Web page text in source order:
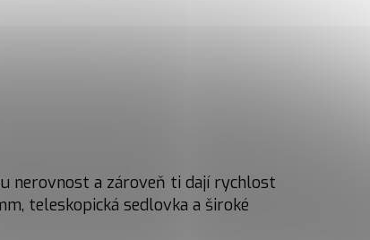
nerovnost a zároveň ti dají rychlost
teleskopická sedlovka a široké